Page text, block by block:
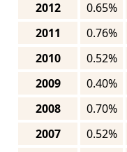
2012
0.65%
2011
0.76%
2010
0.52%
2009
0.40%
2008
0.70%
2007
0.52%